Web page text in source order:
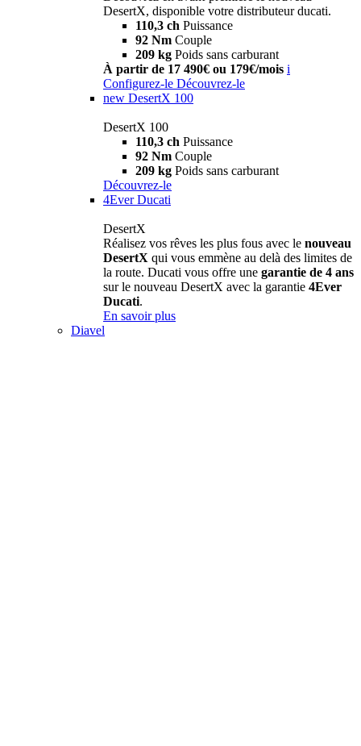
DesertX, disponible votre distributeur ducati.
110,3 ch Puissance
92 Nm Couple
209 kg Poids sans carburant
À partir de 17 490€ ou 179€/mois i
Configurez-le Découvrez-le
new DesertX 100
DesertX 100
110,3 ch Puissance
92 Nm Couple
209 kg Poids sans carburant
Découvrez-le
4Ever Ducati
DesertX
Réalisez vos rêves les plus fous avec le nouveau
DesertX qui vous emmène au delà des limites de
la route. Ducati vous offre une garantie de 4 ans
sur le nouveau DesertX avec la garantie 4Ever
Ducati.
En savoir plus
Diavel